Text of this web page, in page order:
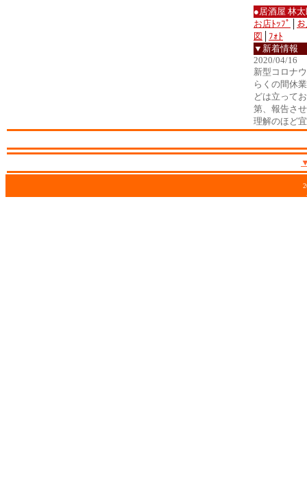
●居酒屋 林
お店ﾄｯﾌﾟ
図
ﾌｫﾄ
▼新着情報
2020/04/16
新型コロナ
らくの間休
どは立って
第、報告さ
理解のほど